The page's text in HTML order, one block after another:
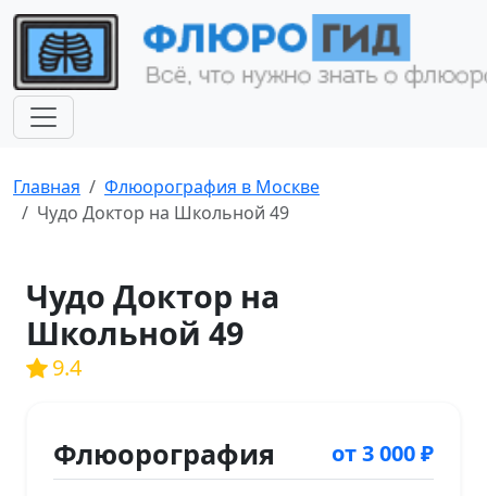
Главная
Флюорография в Москве
Чудо Доктор на Школьной 49
Чудо Доктор на
Школьной 49
9.4
Флюорография от 3 000 ₽